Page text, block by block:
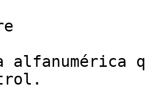
alfanumérica